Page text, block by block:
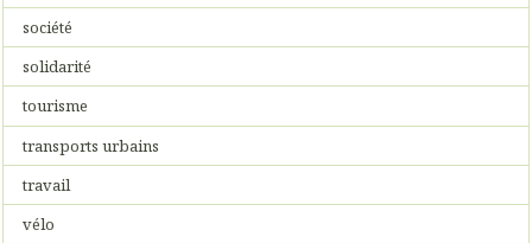
société
solidarité
tourisme
transports urbains
travail
vélo